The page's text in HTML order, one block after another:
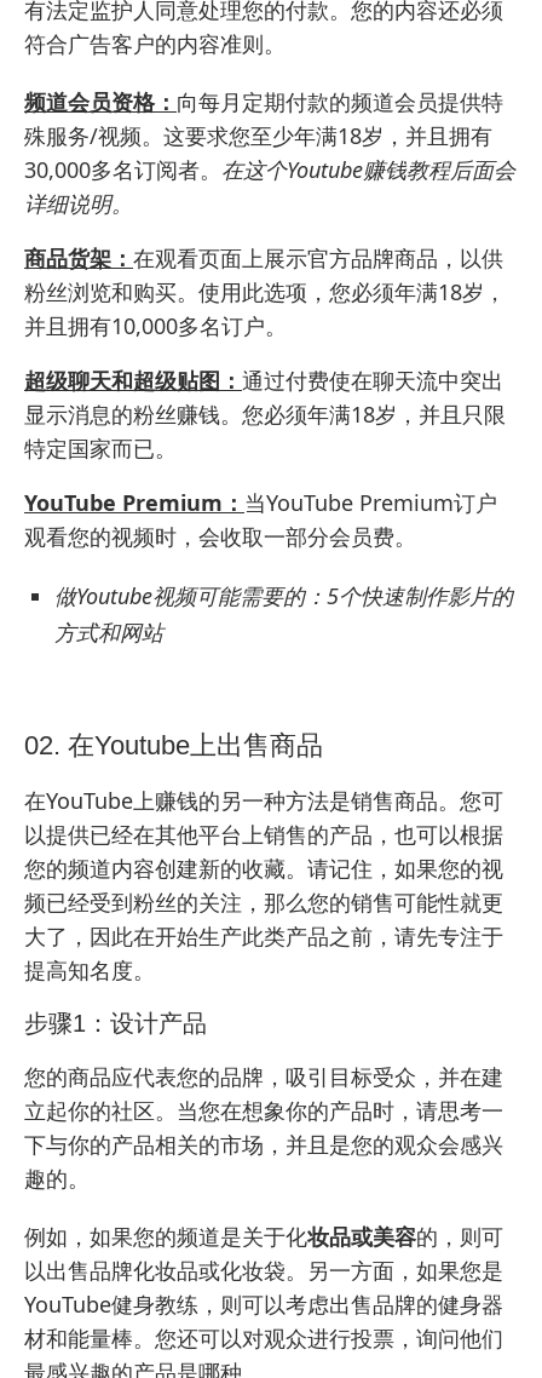
有法定监护人同意处理您的付款。您的内容还必须
符合广告客户的内容准则。
频道会员资格： 向每月定期付款的频道会员提供特
殊服务/视频。这要求您至少年满18岁，并且拥有
30,000多名订阅者。 在这个Youtube赚钱教程后面会
详细说明。
商品货架： 在观看页面上展示官方品牌商品，以供
粉丝浏览和购买。使用此选项，您必须年满18岁，
并且拥有10,000多名订户。
超级聊天和超级贴图： 通过付费使在聊天流中突出
显示消息的粉丝赚钱。您必须年满18岁，并且只限
特定国家而已。
YouTube Premium： 当YouTube Premium订户
观看您的视频时，会收取一部分会员费。
做Youtube视频可能需要的： 5个快速制作影片的
方式和网站
02. 在Youtube上出售商品
在YouTube上赚钱的另一种方法是销售商品。您可
以提供已经在其他平台上销售的产品，也可以根据
您的频道内容创建新的收藏。请记住，如果您的视
频已经受到粉丝的关注，那么您的销售可能性就更
大了，因此在开始生产此类产品之前，请先专注于
提高知名度。
步骤1：设计产品
您的商品应代表您的品牌，吸引目标受众，并在建
立起你的社区。当您在想象你的产品时，请思考一
下与你的产品相关的市场，并且是您的观众会感兴
趣的。
例如，如果您的频道是关于化妆品或美容的，则可
以出售品牌化妆品或化妆袋。另一方面，如果您是
YouTube健身教练，则可以考虑出售品牌的健身器
材和能量棒。您还可以对观众进行投票，询问他们
最感兴趣的产品是哪种。